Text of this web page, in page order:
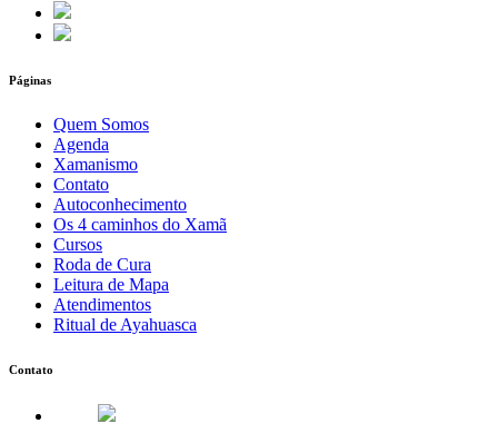
Páginas
Quem Somos
Agenda
Xamanismo
Contato
Autoconhecimento
Os 4 caminhos do Xamã
Cursos
Roda de Cura
Leitura de Mapa
Atendimentos
Ritual de Ayahuasca
Contato